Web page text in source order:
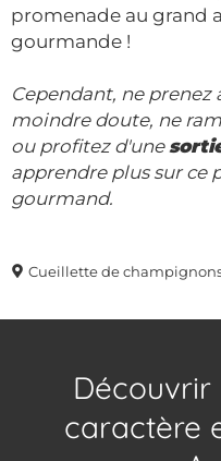
Cueillette de
promenade au grand
gourmande !
Cependant, ne
moindre doute, ne
ou profitez d'une
apprendre plus sur ce
gourmand.
Découvrir
caractère